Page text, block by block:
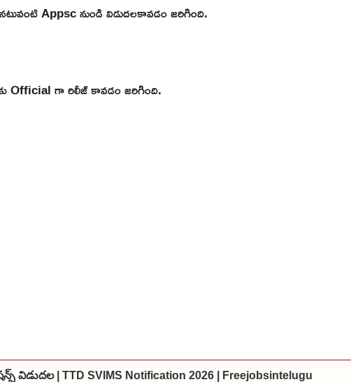
Appsc నుండి విడుదలకావడం జరిగింది.
Official గా రిలీజ్ కావడం జరిగింది.
విడుదల | TTD SVIMS Notification 2026 | Freejobsintelugu